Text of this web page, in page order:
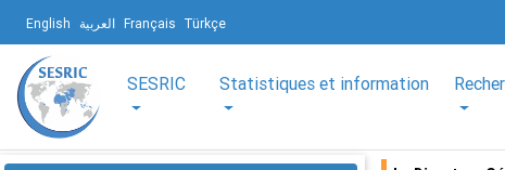
English العربية Français Türkçe
SESRIC Statistiques et information